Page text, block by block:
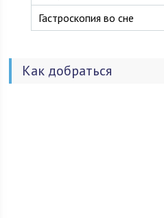
Гастроскопия во сне
Как добраться